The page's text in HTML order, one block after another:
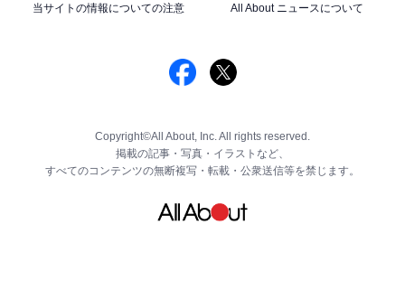
当サイトの情報についての注意
All About ニュースについて
Copyright©All About, Inc. All rights reserved.
掲載の記事・写真・イラストなど、
すべてのコンテンツの無断複写・転載・公衆送信等を禁じます。